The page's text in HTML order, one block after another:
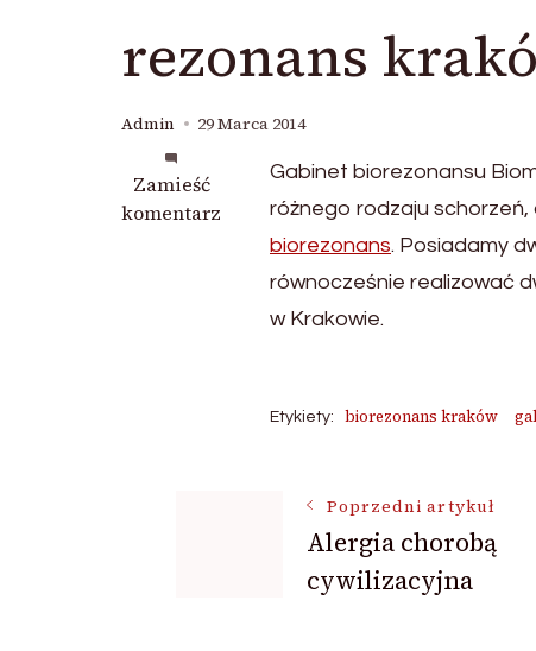
rezonans
Admin 29 Marca 2014
Zamieść
komentarz
we
wpisie
Gabinet biorezonansu
różnego rodzaju schorzeń,
biorezonans. Posiadamy
równocześnie realizować
w Krakowie.
Etykiety: biorezonans kraków
Nawigacja
wpisu
Poprzedni artykuł
Alergia chorobą
cywilizacyjna